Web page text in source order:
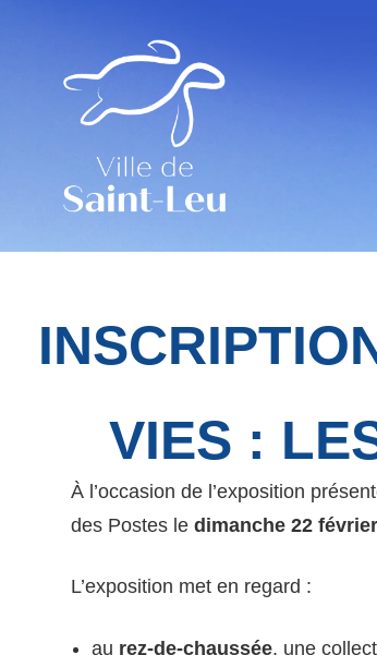
VIES :
À l’occasion de l’exposition
des Postes le dimanche 22
L’exposition met en regard :
au rez-de-chaussée, une